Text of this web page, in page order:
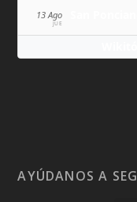
13 Ago
JUE
AYÚDANOS A